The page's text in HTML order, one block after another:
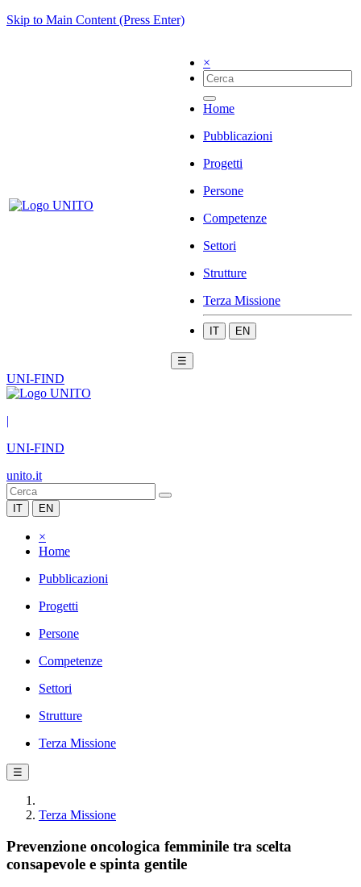
Skip to Main Content (Press Enter)
×
Home
Pubblicazioni
Progetti
Persone
Competenze
Settori
Strutture
Terza Missione
IT EN
☰
UNI-FIND
|
UNI-FIND
unito.it
IT EN
×
Home
Pubblicazioni
Progetti
Persone
Competenze
Settori
Strutture
Terza Missione
☰
Terza Missione
Prevenzione oncologica femminile tra scelta
consapevole e spinta gentile